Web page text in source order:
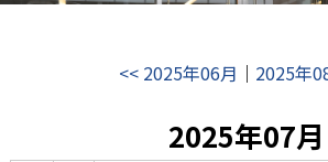
<< 2025年06月 ｜ 2025年
2025年07月